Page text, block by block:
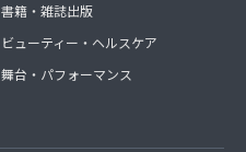
書籍・雑誌出版
ビューティー・ヘルスケア
舞台・パフォーマンス